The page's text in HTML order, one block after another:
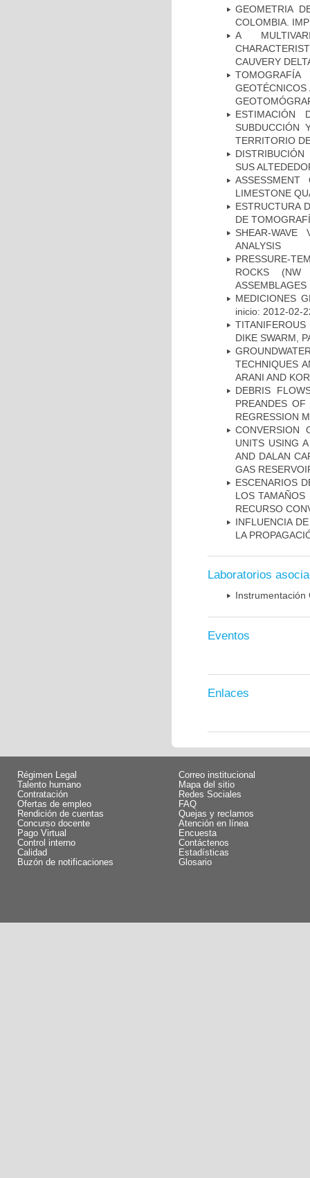
GEOMETRIA
COLOMBIA.
A
CAUVERY
ESTIMACIÓN
SUBDUCCIÓN
TERRITORIO
SUS
LIMESTONE
ESTRUCTURA
DE
SHEAR-WAVE
ANALYSIS
PRESSURE-
ROCKS (NW
ASSEMBLAGES
MEDICIONES
inicio: 2012-02-
DIKE SWARM,
TECHNIQUES
ARANI AND
DEBRIS
PREANDES
REGRESSION
CONVERSION
UNITS USING
AND DALAN
GAS
ESCENARIOS
LOS TAMAÑOS
RECURSO
INFLUENCIA
LA
Laboratorios
Instrumentación
Eventos
Enlaces
Régimen Legal
Talento humano
Contratación
Ofertas de empleo
Rendición de cuentas
Concurso docente
Pago Virtual
Control interno
Calidad
Buzón de notificaciones
Correo institucional
Mapa del sitio
Redes Sociales
FAQ
Quejas y reclamos
Atención en línea
Encuesta
Contáctenos
Estadísticas
Glosario